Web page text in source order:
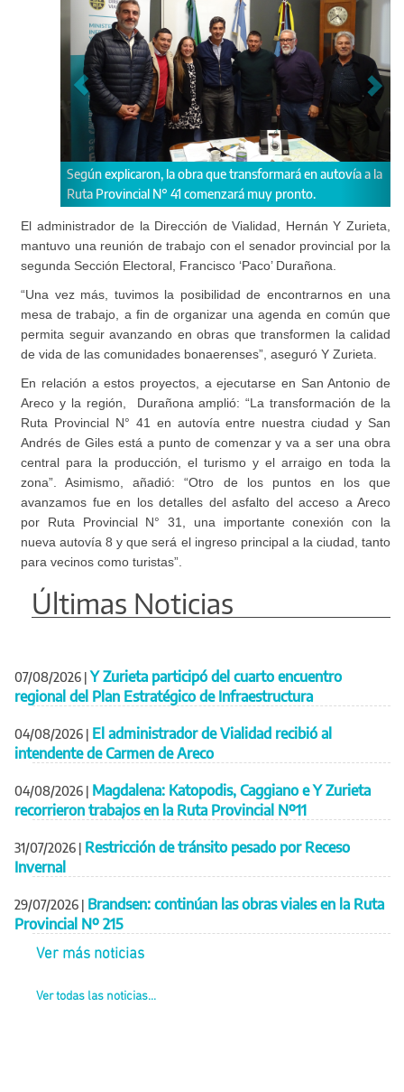
que transformará en autovía a la
comenzará muy pronto.
Los funcionaron trabajaron en el
en común.
El administrador de la Dirección de Vialidad, Hernán Y Zurieta,
mantuvo una reunión de trabajo con el senador provincial por la
segunda Sección Electoral, Francisco ‘Paco’ Durañona.
“Una vez más, tuvimos la posibilidad de encontrarnos en una
mesa de trabajo, a fin de organizar una agenda en común que
permita seguir avanzando en obras que transformen la calidad
de vida de las comunidades bonaerenses”, aseguró Y Zurieta.
En relación a estos proyectos, a ejecutarse en San Antonio de
Areco y la región, Durañona amplió: “La transformación de la
Ruta Provincial N° 41 en autovía entre nuestra ciudad y San
Andrés de Giles está a punto de comenzar y va a ser una obra
central para la producción, el turismo y el arraigo en toda la
zona”. Asimismo, añadió: “Otro de los puntos en los que
avanzamos fue en los detalles del asfalto del acceso a Areco
por Ruta Provincial N° 31, una importante conexión con la
nueva autovía 8 y que será el ingreso principal a la ciudad, tanto
para vecinos como turistas”.
Últimas Noticias
07/08/2026 | Y Zurieta participó del cuarto encuentro
regional del Plan Estratégico de Infraestructura
04/08/2026 | El administrador de Vialidad recibió al
intendente de Carmen de Areco
04/08/2026 | Magdalena: Katopodis, Caggiano e Y Zurieta
recorrieron trabajos en la Ruta Provincial Nº11
31/07/2026 | Restricción de tránsito pesado por Receso
Invernal
29/07/2026 | Brandsen: continúan las obras viales en la Ruta
Provincial Nº 215
Ver más noticias
Ver todas las noticias...